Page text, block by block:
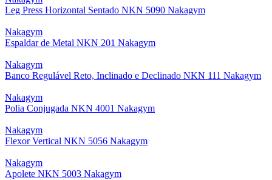
Leg Press Horizontal Sentado NKN 5090 Nakagym
Nakagym
Espaldar de Metal NKN 201 Nakagym
Nakagym
Banco Regulável Reto, Inclinado e Declinado NKN 111 Nakagym
Nakagym
Polia Conjugada NKN 4001 Nakagym
Nakagym
Flexor Vertical NKN 5056 Nakagym
Nakagym
Apolete NKN 5003 Nakagym